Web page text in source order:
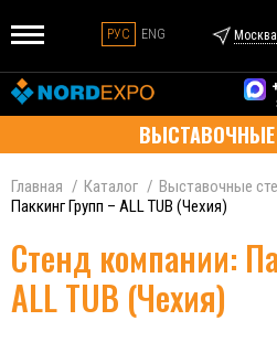
РУС ENG Москва
Главная Каталог Выставочные
Паккинг Групп – ALL TUB (Чехия)
Стенд компании:
ALL TUB (Чехия)